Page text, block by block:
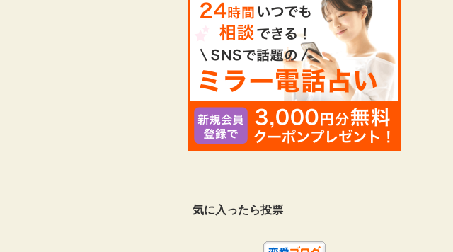
気に入ったら投票